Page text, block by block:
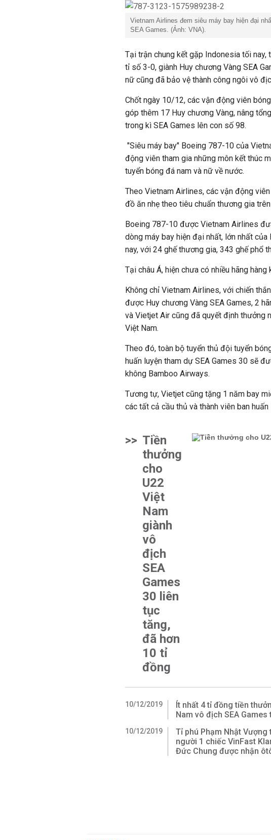
Vietnam Airlines đem siêu máy bay hiện đại
SEA Games. (Ảnh: VNA).
Tại trận chung kết gặp Indonesia tối
tỉ số 3-0, giành Huy chương Vàng SEA
nữ cũng đã bảo vệ thành công ngôi vô
Chốt ngày 10/12, các vận động viên
góp thêm 17 Huy chương Vàng, nâng
trong kì SEA Games lên con số 98.
"Siêu máy bay" Boeing 787-10 của
động viên tham gia những môn kết thúc
tuyển bóng đá nam và nữ về nước.
Theo Vietnam Airlines, các vận động
đồ ăn nhẹ theo tiêu chuẩn thương gia trên
Boeing 787-10 được Vietnam Airlines
dòng máy bay hiện đại nhất, lớn nhất
nay, với 24 ghế thương gia, 343 ghế phổ
Tại châu Á, hiện chưa có nhiều hãng
Không chỉ Vietnam Airlines, với chiến
được Huy chương Vàng SEA Games, 2
và Vietjet Air cũng đã quyết định thưởng
Việt Nam.
Theo đó, toàn bộ tuyển thủ đội tuyển
huấn luyện tham dự SEA Games 30 sẽ
không Bamboo Airways.
Tương tự, Vietjet cũng tặng 1 năm bay
các tất cả cầu thủ và thành viên ban
>> Tiền
thưởng
cho
U22
Việt
Nam
giành
vô
địch
SEA
Games
30 liên
tục
tăng,
đã hơn
10 tỉ
đồng
10/12/2019
Ít nhất 4 tỉ đồng tiền
Nam vô địch SEA Games
10/12/2019
Tỉ phú Phạm Nhật
người 1 chiếc VinFast
Đức Chung được nhận